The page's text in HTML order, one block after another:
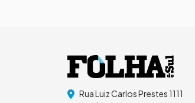
Rua Luiz Carlos Prestes 1111